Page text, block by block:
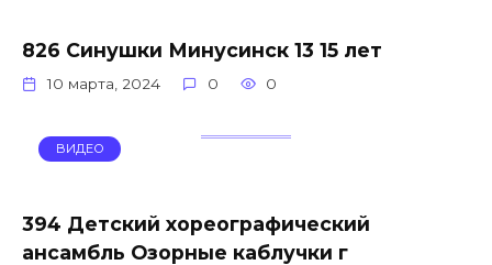
826 Синушки Минусинск 13 15 лет
10 марта, 2024 0 0
ВИДЕО
394 Детский хореографический
ансамбль Озорные каблучки г